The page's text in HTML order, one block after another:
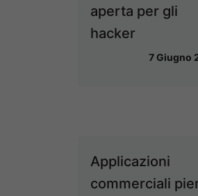
aperta per gli
hacker
7 Giugno
Applicazioni
commerciali